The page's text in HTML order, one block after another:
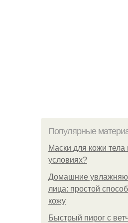
Популярные
Маски для кожи
условиях?
Домашние
лица: простой
кожу
Быстрый пирог с